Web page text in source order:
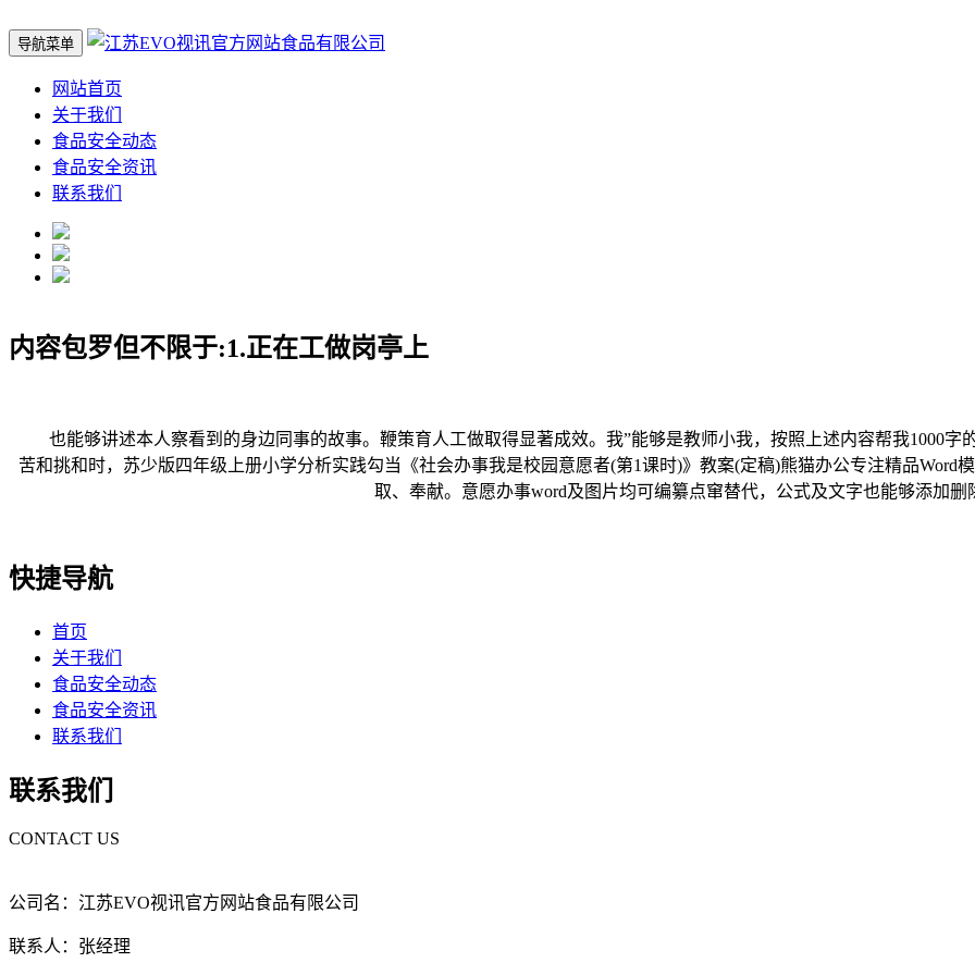
导航菜单
网站首页
关于我们
食品安全动态
食品安全资讯
联系我们
内容包罗但不限于:1.正在工做岗亭上
也能够讲述本人察看到的身边同事的故事。鞭策育人工做取得显著成效。我”能够是教师小我，按照上述内容帮我1000字
苦和挑和时，苏少版四年级上册小学分析实践勾当《社会办事我是校园意愿者(第1课时)》教案(定稿)熊猫办公专注精品Word
取、奉献。意愿办事word及图片均可编纂点窜替代，公式及文字也能够添加删
快捷导航
首页
关于我们
食品安全动态
食品安全资讯
联系我们
联系我们
CONTACT US
公司名：江苏EVO视讯官方网站食品有限公司
联系人：张经理